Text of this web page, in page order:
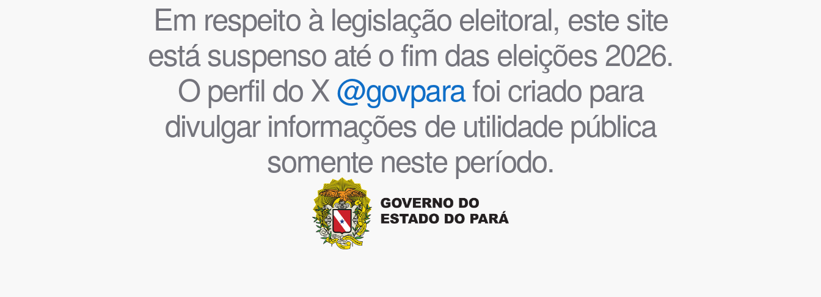
Em respeito à legislação eleitoral, este site
está suspenso até o fim das eleições 2026.
O perfil do X@govparafoi criado para
divulgar informações de utilidade pública
somente neste período.